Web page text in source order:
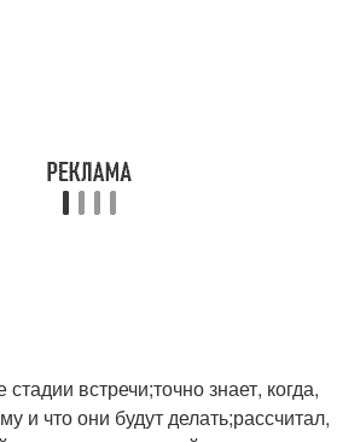
встречи;точно знает, когда,
и что они будут делать;рассчитал,